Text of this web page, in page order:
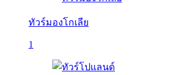
ทัวร์มองโกเลีย
1